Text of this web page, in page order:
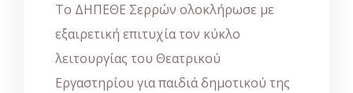
Το ΔΗΠΕΘΕ Σερρών ολοκλήρωσε με
εξαιρετική επιτυχία τον κύκλο
λειτουργίας του Θεατρικού
Εργαστηρίου για παιδιά δημοτικού της